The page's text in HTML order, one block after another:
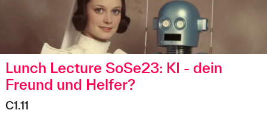
Lunch Lecture SoSe23: KI - dein
Freund und Helfer?
C1.11